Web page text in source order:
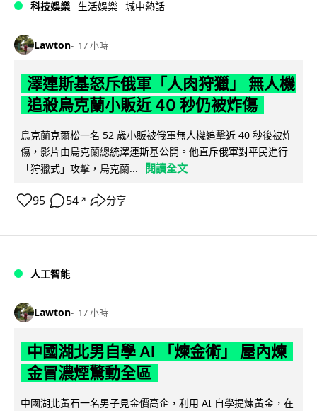
科技娛樂 生活娛樂 城中熱話
Lawton 17 小時
澤連斯基怒斥俄軍「人肉狩獵」 無人機
追殺烏克蘭小販近 40 秒仍被炸傷
烏克蘭克爾松一名 52 歲小販被俄軍無人機追擊近 40 秒後被炸
傷，影片由烏克蘭總統澤連斯基公開。他直斥俄軍對平民進行
「狩獵式」攻擊，烏克蘭...
閱讀全文
95 54 ↗ 分享
人工智能
Lawton 17 小時
中國湖北男自學 AI 「煉金術」 屋內煉
金冒濃煙驚動全區
中國湖北黃石一名男子見金價高企，利用 AI 自學提煉黃金，在